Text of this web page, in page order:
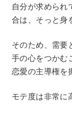
自分が求められ
合は、そっと身
そのため、需要
手の心をつかむ
恋愛の主導権を
モテ度は非常に